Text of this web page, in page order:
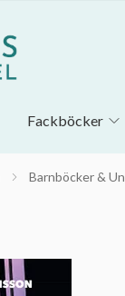
Fackböcker
Barnböcker &